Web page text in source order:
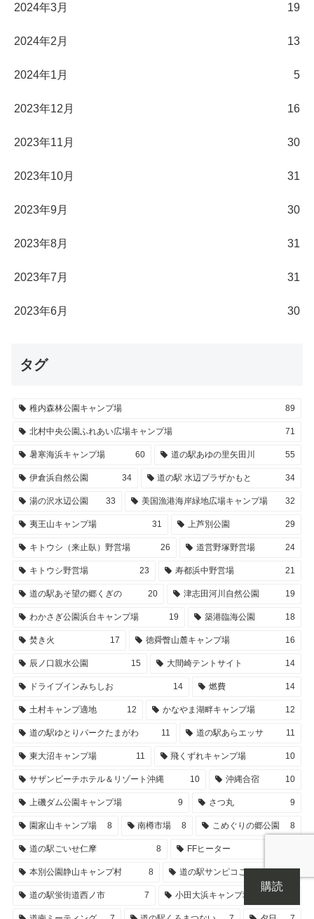
2024年3月 19
2024年2月 13
2024年1月 5
2023年12月 16
2023年11月 30
2023年10月 31
2023年9月 30
2023年8月 31
2023年7月 31
2023年6月 30
タグ
稚内森林公園キャンプ場 89
北村中央公園ふれあい広場キャンプ場 71
暑寒海浜キャンプ場 60 道の駅あゆの里矢田川 55
伊倉浜自然公園 34 道の駅 水辺プラザかもと 34
湯の沢水辺公園 33 美国漁港海岸緑地広場キャンプ場 32
夷王山キャンプ場 31 上芦別公園 29
キトウシ（来止臥）野営場 26 道営野塚野営場 24
キトウシ野営場 23 寿都浜中野営場 21
道の駅あそ望の郷くぎの 20 津志田河川自然公園 19
わかさぎ公園浜台キャンプ場 19 築港臨海公園 18
焚き火 17 徳舜瞥山麓キャンプ場 16
辰ノ口親水公園 15 大間崎テントサイト 14
ドライブインみちしお 14 燃費 14
土村キャンプ適地 12 かなやま湖畔キャンプ場 12
道の駅ゆとりパークたまがわ 11 道の駅あらエッサ 11
東大沼キャンプ場 11 飛くずれキャンプ場 10
サザンビーチホテル＆リゾート沖縄 10 沖縄合宿 10
上磯ダム公園キャンプ場 9 さつ丸 9
園家山キャンプ場 8 南樽市場 8 こめぐりの郷公園 8
道の駅ごいせ仁摩 8 FFヒーター
本別公園静山キャンプ村 8 道の駅サンピコごうつ
道の駅蛍街道西ノ市 7 小田大浜キャンプ場
購読